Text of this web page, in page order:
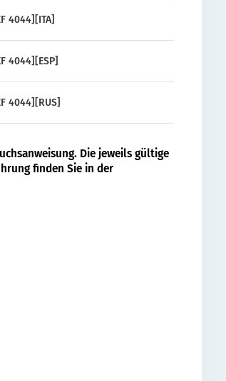
4044][ITA]
4044][ESP]
4044][RUS]
Die jeweils gültige
finden Sie in der